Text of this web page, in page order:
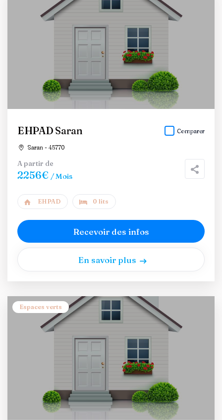
EHPAD Saran
Saran - 45770
Comparer
A partir de
2256€ / Mois
EHPAD 0 lits
Recevoir des infos
En savoir plus
Espaces verts